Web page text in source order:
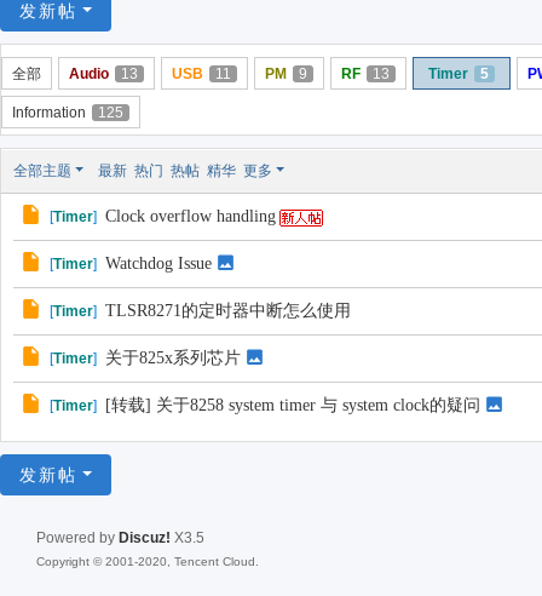
论
坛
发新帖
全部 Audio 13 USB 11 PM 9 RF 13 Timer 5
Information 125
全部主题 最新 热门 热帖 精华 更多
[Timer] Clock overflow handling
[Timer] Watchdog Issue
[Timer] TLSR8271的定时器中断怎么使用
[Timer] 关于825x系列芯片
[Timer] [转载] 关于8258 system timer 与 system clock的疑问
发新帖
Powered by Discuz! X3.5
Copyright © 2001-2020, Tencent Cloud.